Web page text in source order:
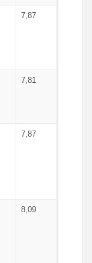
7,87
7,81
7,87
8,09